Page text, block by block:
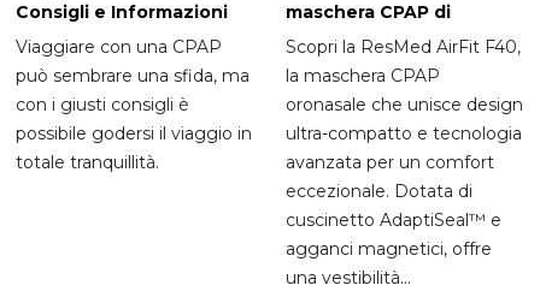
Consigli e Informazioni
Utili
Viaggiare con una CPAP
può sembrare una sfida, ma
con i giusti consigli è
possibile godersi il viaggio in
totale tranquillità.
maschera CPAP di
Resmed è qui.
Scopri la ResMed AirFit F40,
la maschera CPAP
oronasale che unisce design
ultra-compatto e tecnologia
avanzata per un comfort
eccezionale. Dotata di
cuscinetto AdaptiSeal™ e
agganci magnetici, offre
una vestibilità...